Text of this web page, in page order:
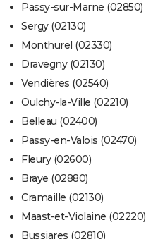
Passy-sur-Marne (02850)
Sergy (02130)
Monthurel (02330)
Dravegny (02130)
Vendières (02540)
Oulchy-la-Ville (02210)
Belleau (02400)
Passy-en-Valois (02470)
Fleury (02600)
Braye (02880)
Cramaille (02130)
Maast-et-Violaine (02220)
Bussiares (02810)